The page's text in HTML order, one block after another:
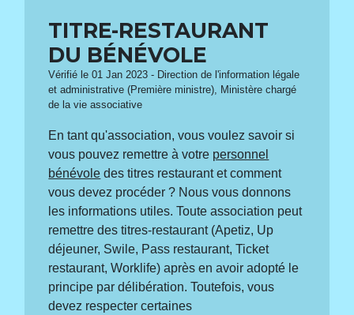
TITRE-RESTAURANT
DU BÉNÉVOLE
Vérifié le 01 Jan 2023 - Direction de l'information légale
et administrative (Première ministre), Ministère chargé
de la vie associative
En tant qu'association, vous voulez savoir si
vous pouvez remettre à votre personnel
bénévole des titres restaurant et comment
vous devez procéder ? Nous vous donnons
les informations utiles. Toute association peut
remettre des titres-restaurant (Apetiz, Up
déjeuner, Swile, Pass restaurant, Ticket
restaurant, Worklife) après en avoir adopté le
principe par délibération. Toutefois, vous
devez respecter certaines